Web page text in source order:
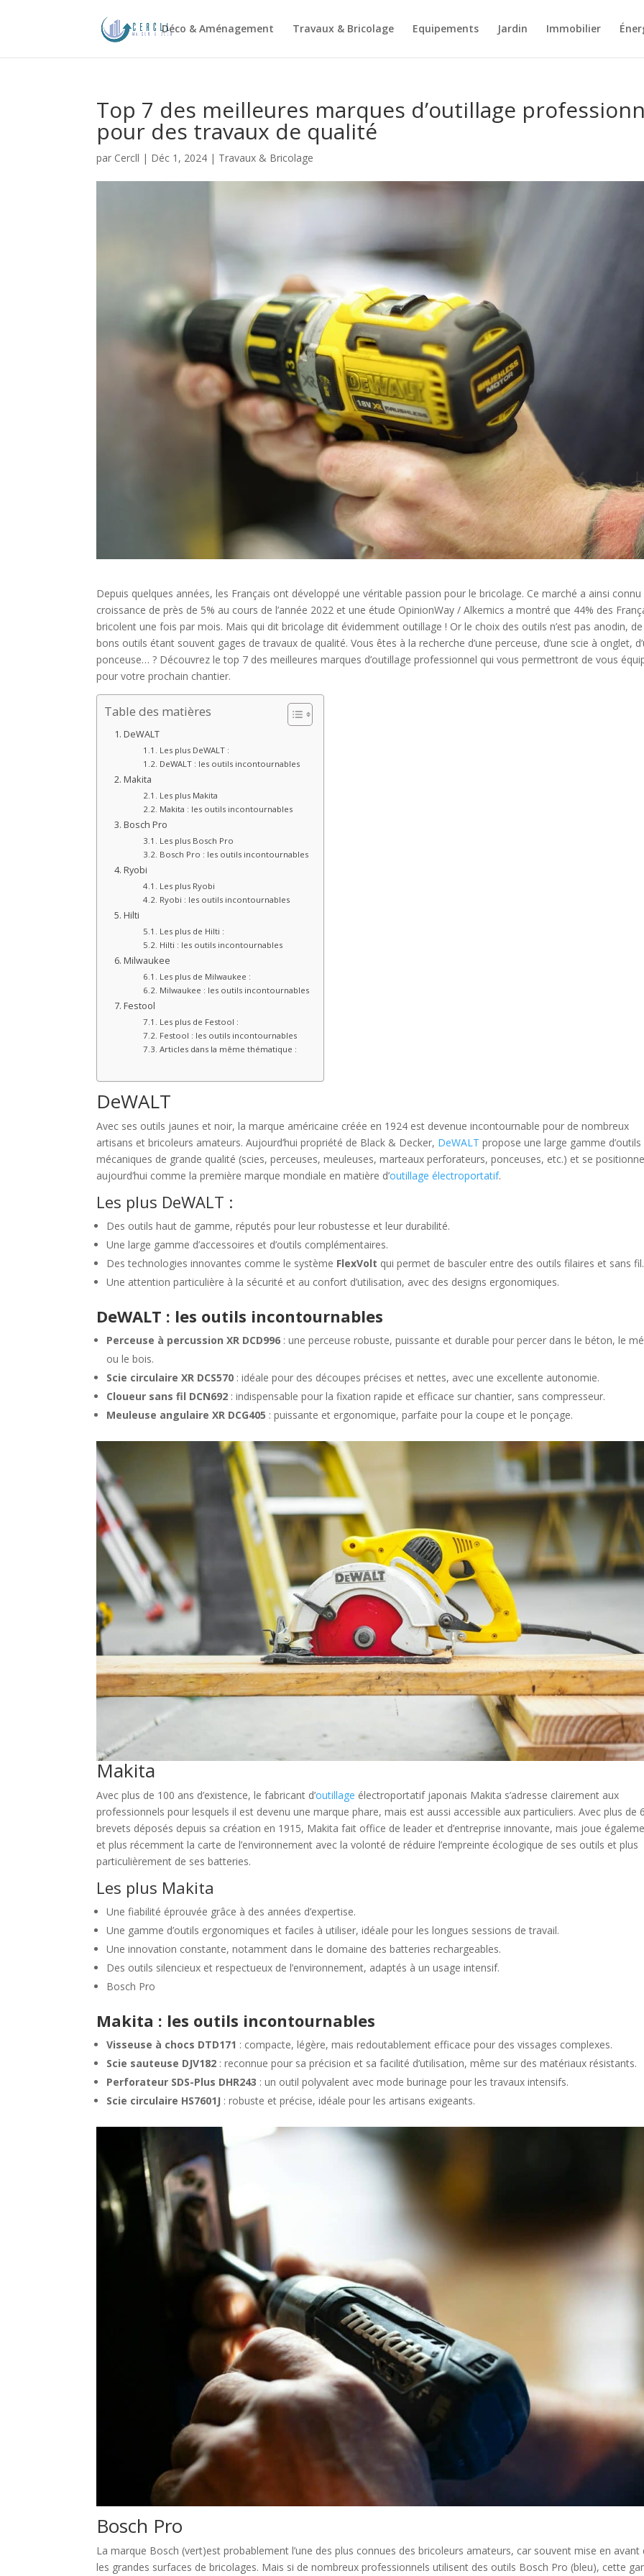
Déco & Aménagement Travaux & Bricolage Equipements Jardin Immobilier
Top 7 des meilleures marques d’outillage
pour des travaux de qualité
par Cercll | Déc 1, 2024 | Travaux & Bricolage
Depuis quelques années, les Français ont développé une véritable passion pour le bricolage. Ce marché a ainsi connu
croissance de près de 5% au cours de l’année 2022 et une étude OpinionWay / Alkemics a montré que 44% des
bricolent une fois par mois. Mais qui dit bricolage dit évidemment outillage ! Or le choix des outils n’est pas anodin, de
bons outils étant souvent gages de travaux de qualité. Vous êtes à la recherche d’une perceuse, d’une scie à onglet,
ponceuse… ? Découvrez le top 7 des meilleures marques d’outillage professionnel qui vous permettront de vous
pour votre prochain chantier.
Table des matières
DeWALT
Les plus DeWALT :
DeWALT : les outils incontournables
Makita
Les plus Makita
Makita : les outils incontournables
Bosch Pro
Les plus Bosch Pro
Bosch Pro : les outils incontournables
Ryobi
Les plus Ryobi
Ryobi : les outils incontournables
Hilti
Les plus de Hilti :
Hilti : les outils incontournables
Milwaukee
Les plus de Milwaukee :
Milwaukee : les outils incontournables
Festool
Les plus de Festool :
Festool : les outils incontournables
Articles dans la même thématique :
DeWALT
Avec ses outils jaunes et noir, la marque américaine créée en 1924 est devenue incontournable pour de nombreux
artisans et bricoleurs amateurs. Aujourd’hui propriété de Black & Decker, DeWALT propose une large gamme d’outils
mécaniques de grande qualité (scies, perceuses, meuleuses, marteaux perforateurs, ponceuses, etc.) et se
aujourd’hui comme la première marque mondiale en matière d’outillage électroportatif.
Les plus DeWALT :
Des outils haut de gamme, réputés pour leur robustesse et leur durabilité.
Une large gamme d’accessoires et d’outils complémentaires.
Des technologies innovantes comme le système FlexVolt qui permet de basculer entre des outils filaires et sans fil.
Une attention particulière à la sécurité et au confort d’utilisation, avec des designs ergonomiques.
DeWALT : les outils incontournables
Perceuse à percussion XR DCD996 : une perceuse robuste, puissante et durable pour percer dans le béton, le
ou le bois.
Scie circulaire XR DCS570 : idéale pour des découpes précises et nettes, avec une excellente autonomie.
Cloueur sans fil DCN692 : indispensable pour la fixation rapide et efficace sur chantier, sans compresseur.
Meuleuse angulaire XR DCG405 : puissante et ergonomique, parfaite pour la coupe et le ponçage.
Makita
Avec plus de 100 ans d’existence, le fabricant d’outillage électroportatif japonais Makita s’adresse clairement aux
professionnels pour lesquels il est devenu une marque phare, mais est aussi accessible aux particuliers. Avec plus de
brevets déposés depuis sa création en 1915, Makita fait office de leader et d’entreprise innovante, mais joue
et plus récemment la carte de l’environnement avec la volonté de réduire l’empreinte écologique de ses outils et plus
particulièrement de ses batteries.
Les plus Makita
Une fiabilité éprouvée grâce à des années d’expertise.
Une gamme d’outils ergonomiques et faciles à utiliser, idéale pour les longues sessions de travail.
Une innovation constante, notamment dans le domaine des batteries rechargeables.
Des outils silencieux et respectueux de l’environnement, adaptés à un usage intensif.
Bosch Pro
Makita : les outils incontournables
Visseuse à chocs DTD171 : compacte, légère, mais redoutablement efficace pour des vissages complexes.
Scie sauteuse DJV182 : reconnue pour sa précision et sa facilité d’utilisation, même sur des matériaux résistants.
Perforateur SDS-Plus DHR243 : un outil polyvalent avec mode burinage pour les travaux intensifs.
Scie circulaire HS7601J : robuste et précise, idéale pour les artisans exigeants.
Bosch Pro
La marque Bosch (vert)est probablement l’une des plus connues des bricoleurs amateurs, car souvent mise en avant
les grandes surfaces de bricolages. Mais si de nombreux professionnels utilisent des outils Bosch Pro (bleu), cette